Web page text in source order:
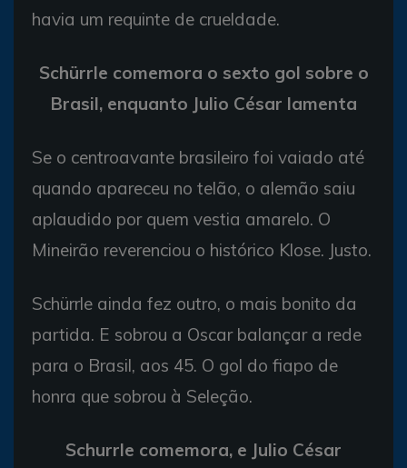
havia um requinte de crueldade.
Schürrle comemora o sexto gol sobre o
Brasil, enquanto Julio César lamenta
Se o centroavante brasileiro foi vaiado até
quando apareceu no telão, o alemão saiu
aplaudido por quem vestia amarelo. O
Mineirão reverenciou o histórico Klose. Justo.
Schürrle ainda fez outro, o mais bonito da
partida. E sobrou a Oscar balançar a rede
para o Brasil, aos 45. O gol do fiapo de
honra que sobrou à Seleção.
Schurrle comemora, e Julio César